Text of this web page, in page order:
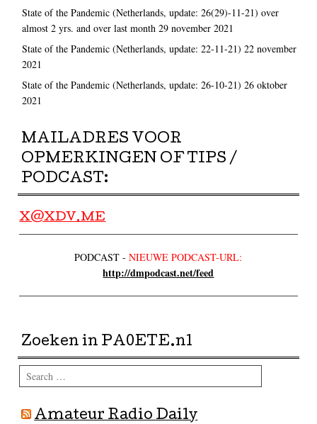
State of the Pandemic (Netherlands, update: 26(29)-11-21) over
almost 2 yrs. and over last month 29 november 2021
State of the Pandemic (Netherlands, update: 22-11-21) 22 november
2021
State of the Pandemic (Netherlands, update: 26-10-21) 26 oktober
2021
MAILADRES VOOR
OPMERKINGEN OF TIPS /
PODCAST:
X@XDV.ME
PODCAST -NIEUWE PODCAST-URL:
http://dmpodcast.net/feed
Zoeken in PA0ETE.nl
Search
Amateur Radio Daily